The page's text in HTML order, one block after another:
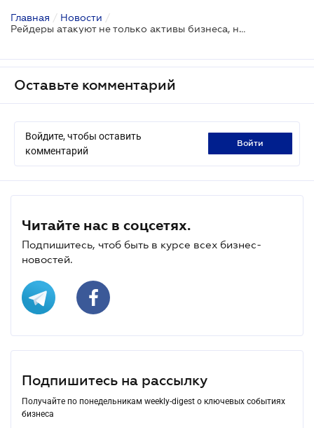
Главная / Новости /
Рейдеры атакуют не только активы бизнеса, но и недвижимость физлиц
Оставьте комментарий
Войдите, чтобы оставить
комментарий
войти
Читайте нас в соцсетях.
Подпишитесь, чтоб быть в курсе всех бизнес-
новостей.
Подпишитесь на рассылку
Получайте по понедельникам weekly-digest о ключевых событиях
бизнеса